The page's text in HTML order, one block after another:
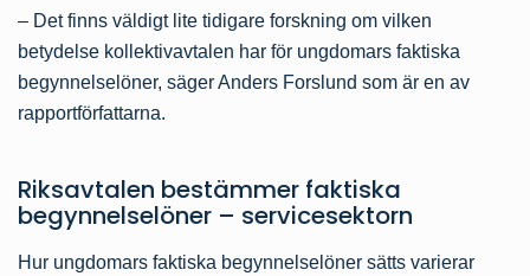
– Det finns väldigt lite tidigare forskning om vilken
betydelse kollektivavtalen har för ungdomars faktiska
begynnelselöner, säger Anders Forslund som är en av
rapportförfattarna.
Riksavtalen bestämmer faktiska
begynnelselöner – servicesektorn
Hur ungdomars faktiska begynnelselöner sätts varierar